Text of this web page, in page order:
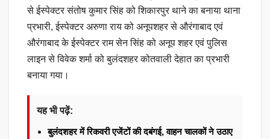
से ईस्पेक्टर संतोष कुमार सिंह को शिकारपुर थाने का बनाया थाना
प्रभारी, ईस्पेक्टर अरुणा राय को अनूपशहर से औरंगाबाद एवं
औरंगाबाद के ईस्पेक्टर राम सेन सिंह को अनूप शहर एवं पुलिस
लाइन से विवेक शर्मा को बुलंदशहर कोतवाली देहात का प्रभारी
बनाया गया।
यह भी पढ़ें:
बुलंदशहर में रिकवरी एजेंटों की दबंगई, वाहन चालकों ने उठाए